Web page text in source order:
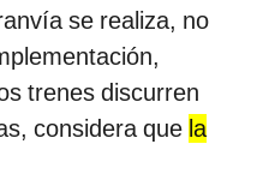
se realiza, no
trenes discurren
considera que la